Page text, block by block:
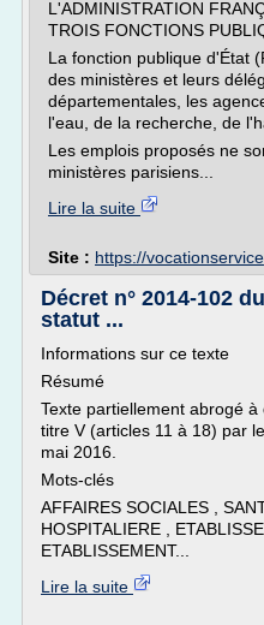
L'ADMINISTRATION
TROIS FONCTIONS
La fonction publique d'État
des ministères et leurs
départementales, les
l'eau, de la recherche, de
Les emplois proposés ne
ministères parisiens...
Lire la suite
Site : https://
Décret n° 2014-102
statut ...
Informations sur ce texte
Résumé
Texte partiellement abrogé
titre V (articles 11 à 18) par
mai 2016.
Mots-clés
AFFAIRES SOCIALES ,
HOSPITALIERE ,
ETABLISSEMENT...
Lire la suite